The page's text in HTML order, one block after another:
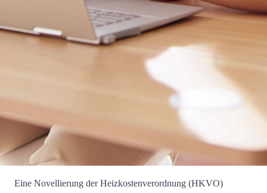
Eine Novellierung der Heizkostenverordnung (HKVO)